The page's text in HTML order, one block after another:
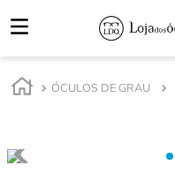
ÓCULOS DE GRAU